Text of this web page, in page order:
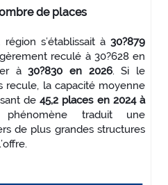
de places
s’établissait à30?879
reculé à 30?628 en
à30?830 en 2026. Si le
recule, la capacité moyenne
de45,2 places en 2024 à
traduit une
de plus grandes structures